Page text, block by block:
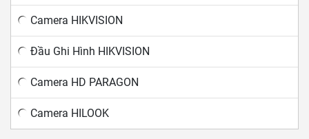
Camera HIKVISION
Đầu Ghi Hình HIKVISION
Camera HD PARAGON
Camera HILOOK